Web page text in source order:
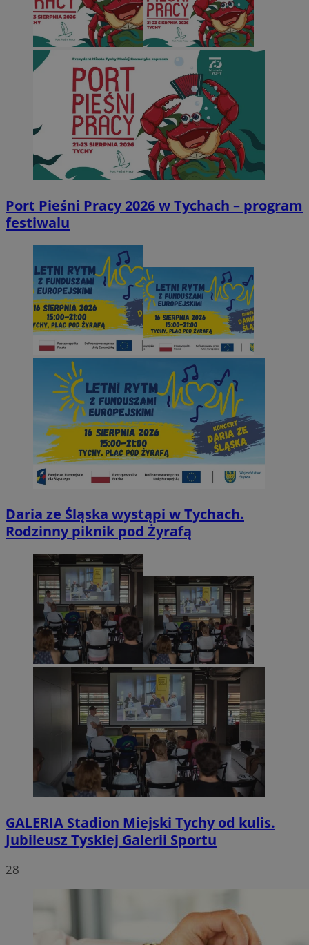
Port Pieśni Pracy 2026 w Tychach – program
festiwalu
Daria ze Śląska wystąpi w Tychach.
Rodzinny piknik pod Żyrafą
GALERIA Stadion Miejski Tychy od kulis.
Jubileusz Tyskiej Galerii Sportu
28